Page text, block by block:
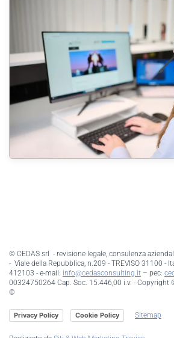
© CEDAS srl - revisione legale, consulenza
- Viale della Repubblica, n.209 - TREVISO 31100 -
412103 - e-mail: info@cedasconsulting.it – pec:
00324750264 Cap. Soc. 15.446,00 i.v. - Copyright
©
Privacy Policy Cookie Policy Sitemap